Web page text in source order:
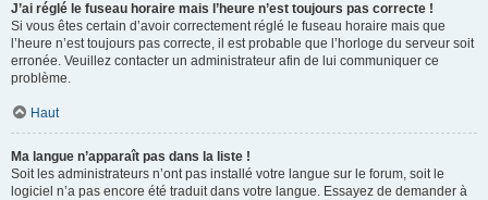
J’ai réglé le fuseau horaire mais l’heure n’est toujours pas correcte !
Si vous êtes certain d’avoir correctement réglé le fuseau horaire mais que
l’heure n’est toujours pas correcte, il est probable que l’horloge du serveur soit
erronée. Veuillez contacter un administrateur afin de lui communiquer ce
problème.
Haut
Ma langue n’apparaît pas dans la liste !
Soit les administrateurs n’ont pas installé votre langue sur le forum, soit le
logiciel n’a pas encore été traduit dans votre langue. Essayez de demander à